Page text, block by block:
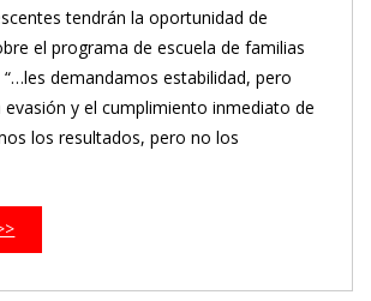
tendrán la oportunidad de
el programa de escuela de familias
demandamos estabilidad, pero
y el cumplimiento inmediato de
los resultados, pero no los